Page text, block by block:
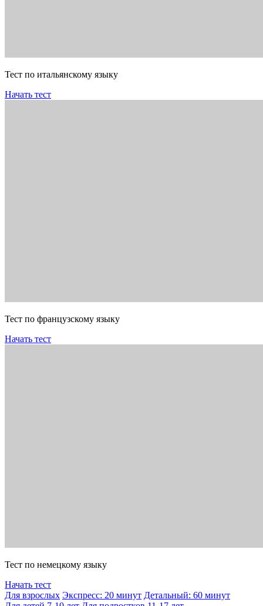
Тест по итальянскому языку
Начать тест
Тест по французскому языку
Начать тест
Тест по немецкому языку
Начать тест
Для взрослых Экспресс: 20 минут Детальный: 60 минут